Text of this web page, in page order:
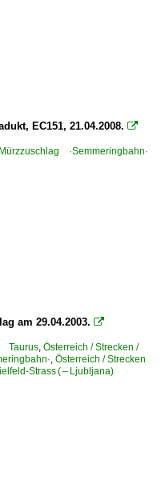
EC151, 21.04.2008. 
·Semmeringbahn·
am 29.04.2003. 
Taurus, Österreich / Strecken /
, Österreich / Strecken
Strass ( – Ljubljana)